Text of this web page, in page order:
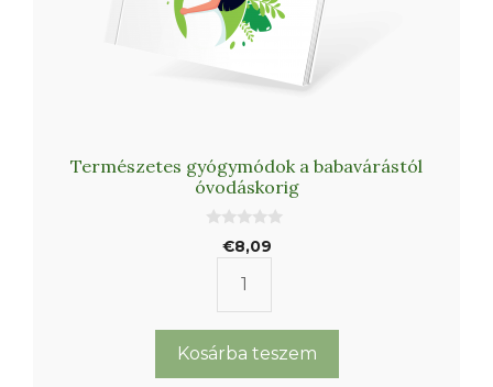
Természetes gyógymódok a babavárástól
óvodáskorig
€8,09
Természetes
a
babavárástól
Kosárba teszem